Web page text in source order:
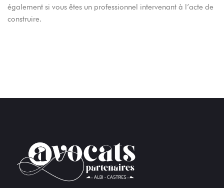
également si vous êtes un professionnel intervenant à l’acte de
construire.